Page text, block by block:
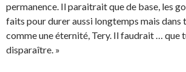
permanence. Il paraitrait que de base, les
faits pour durer aussi longtemps mais dans
comme une éternité, Tery. Il faudrait … que
disparaître. »